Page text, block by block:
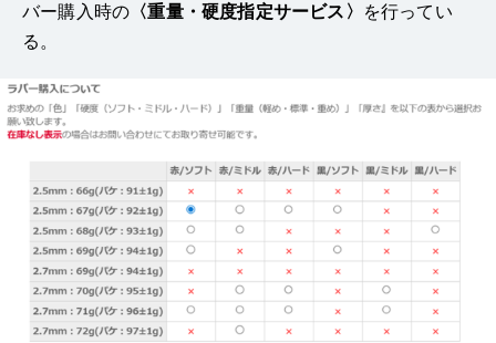
バー購入時の 〈重量・硬度指定サービス〉
を行ってい
る。